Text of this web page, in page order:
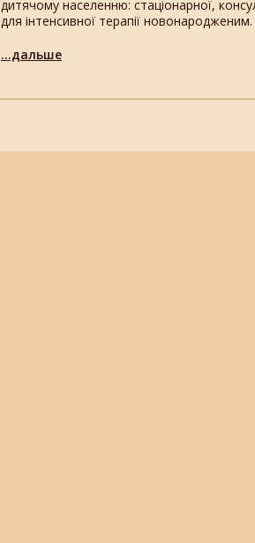
дитячому населенню: стаціонарної,
для інтенсивної терапії новонародженим.
...дальше